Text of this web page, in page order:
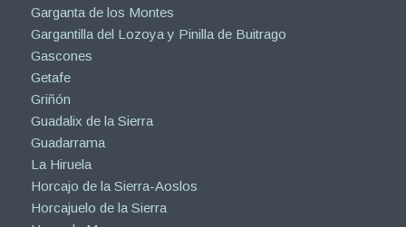
Garganta de los Montes
Gargantilla del Lozoya y Pinilla de Buitrago
Gascones
Getafe
Griñón
Guadalix de la Sierra
Guadarrama
La Hiruela
Horcajo de la Sierra-Aoslos
Horcajuelo de la Sierra